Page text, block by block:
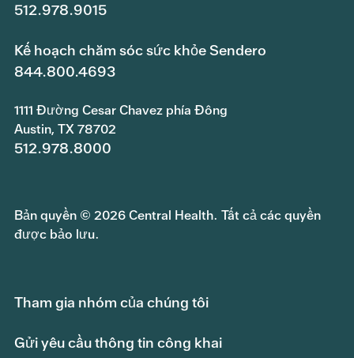
512.978.9015
Kế hoạch chăm sóc sức khỏe Sendero
844.800.4693
1111 Đường Cesar Chavez phía Đông
Austin, TX 78702
512.978.8000
Bản quyền © 2026 Central Health. Tất cả các quyền
được bảo lưu.
Tham gia nhóm của chúng tôi
Gửi yêu cầu thông tin công khai